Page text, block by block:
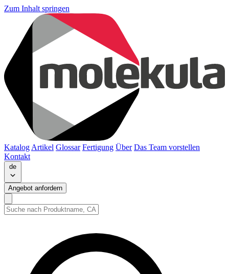
Zum Inhalt springen
Katalog Artikel Glossar Fertigung Über Das Team vorstellen
Kontakt
de
Angebot anfordern